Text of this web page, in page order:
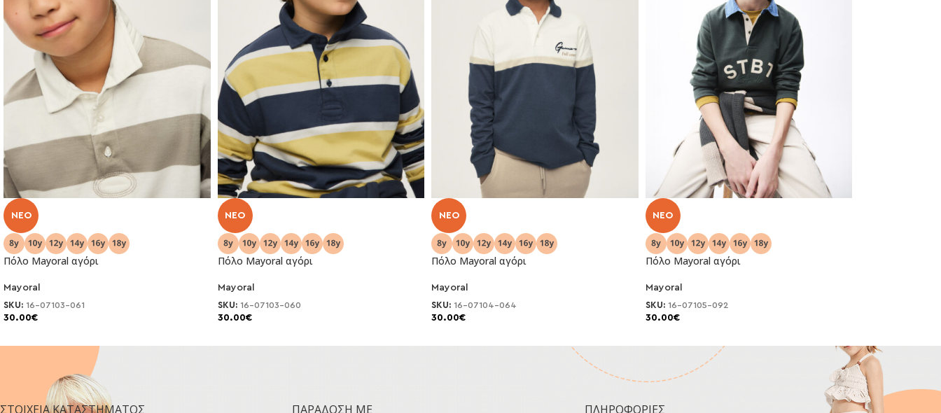
NEO
Πόλο Mayoral αγόρι
Mayoral
SKU: 16-07103-061
30.00€
NEO
Πόλο Mayoral αγόρι
Mayoral
SKU: 16-07103-060
30.00€
NEO
Πόλο Mayoral αγόρι
Mayoral
SKU: 16-07104-064
30.00€
NEO
Πόλο Mayoral αγόρι
Mayoral
SKU: 16-07105-092
30.00€
ΣΤΟΙΧΕΊΑ ΚΑΤΑΣΤΉΜΑΤΟΣ ΠΑΡΆΔΟΣΗ ΜΕ ΠΛΗΡΟΦΟΡΙΕΣ